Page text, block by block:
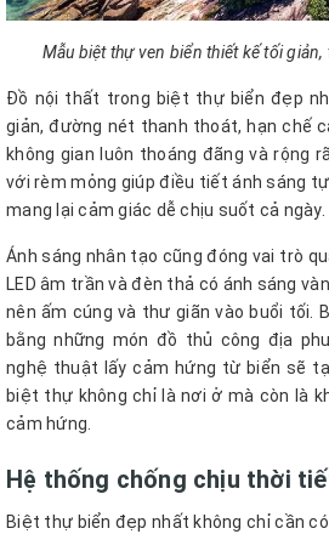
Mẫu biệt thự ven biển thiết kế tối
Đồ nội thất trong biệt thự biển đẹp
giản, đường nét thanh thoát, hạn chế
không gian luôn thoáng đãng và rộng
với rèm mỏng giúp điều tiết ánh sáng
mang lại cảm giác dễ chịu suốt cả ngày.
Ánh sáng nhân tạo cũng đóng vai trò
LED âm trần và đèn thả có ánh sáng
nên ấm cúng và thư giãn vào buổi tối.
bằng những món đồ thủ công địa
nghệ thuật lấy cảm hứng từ biển sẽ
biệt thự không chỉ là nơi ở mà còn là
cảm hứng.
Hệ thống chống chịu thời
Biệt thự biển đẹp nhất không chỉ cần